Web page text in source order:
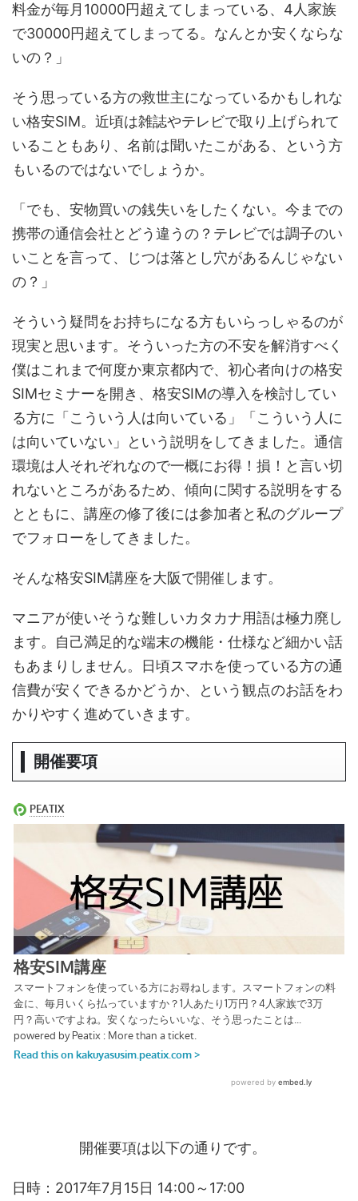
料金が毎月10000円超えてしまっている、4人家族
で30000円超えてしまってる。なんとか安くならな
いの？」
そう思っている方の救世主になっているかもしれな
い格安SIM。近頃は雑誌やテレビで取り上げられて
いることもあり、名前は聞いたこがある、という方
もいるのではないでしょうか。
「でも、安物買いの銭失いをしたくない。今までの
携帯の通信会社とどう違うの？テレビでは調子のい
いことを言って、じつは落とし穴があるんじゃない
の？」
そういう疑問をお持ちになる方もいらっしゃるのが
現実と思います。そういった方の不安を解消すべく
僕はこれまで何度か東京都内で、初心者向けの格安
SIMセミナーを開き、格安SIMの導入を検討してい
る方に「こういう人は向いている」「こういう人に
は向いていない」という説明をしてきました。通信
環境は人それぞれなので一概にお得！損！と言い切
れないところがあるため、傾向に関する説明をする
とともに、講座の修了後には参加者と私のグループ
でフォローをしてきました。
そんな格安SIM講座を大阪で開催します。
マニアが使いそうな難しいカタカナ用語は極力廃し
ます。自己満足的な端末の機能・仕様など細かい話
もあまりしません。日頃スマホを使っている方の通
信費が安くできるかどうか、という観点のお話をわ
かりやすく進めていきます。
開催要項
開催要項は以下の通りです。
日時：2017年7月15日 14:00～17:00